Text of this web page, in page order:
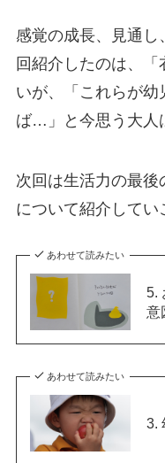
感覚の成長、見通
回紹介したのは、
いが、「これらが
ば…」と今思う大人
次回は生活力の最後
について紹介してい
あわせて読みたい
5.
意
あわせて読みたい
3.